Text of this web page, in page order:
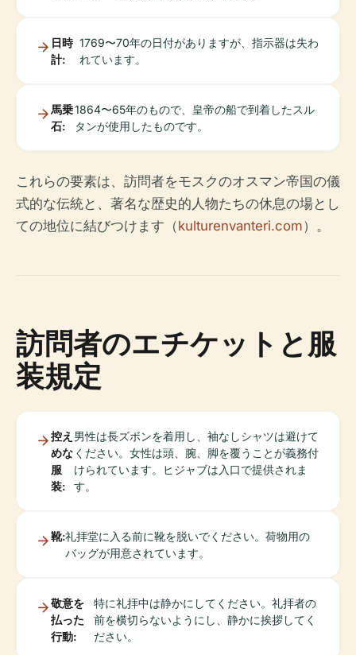
日時
計:
1769〜70年の日付がありますが、指示器は失わ
れています。
馬乗
石:
1864〜65年のもので、皇帝の船で到着したスル
タンが使用したものです。
これらの要素は、訪問者をモスクのオスマン帝国の儀
式的な伝統と、著名な歴史的人物たちの休息の場とし
ての地位に結びつけます（kulturenvanteri.com）。
訪問者のエチケットと服
装規定
控え
めな
服
装:
男性は長ズボンを着用し、袖なしシャツは避けて
ください。女性は頭、腕、脚を覆うことが義務付
けられています。ヒジャブは入口で提供されま
す。
靴:礼拝堂に入る前に靴を脱いでください。荷物用の
バッグが用意されています。
敬意を
払った
行動:
特に礼拝中は静かにしてください。礼拝者の
前を横切らないようにし、静かに挨拶してく
ださい。